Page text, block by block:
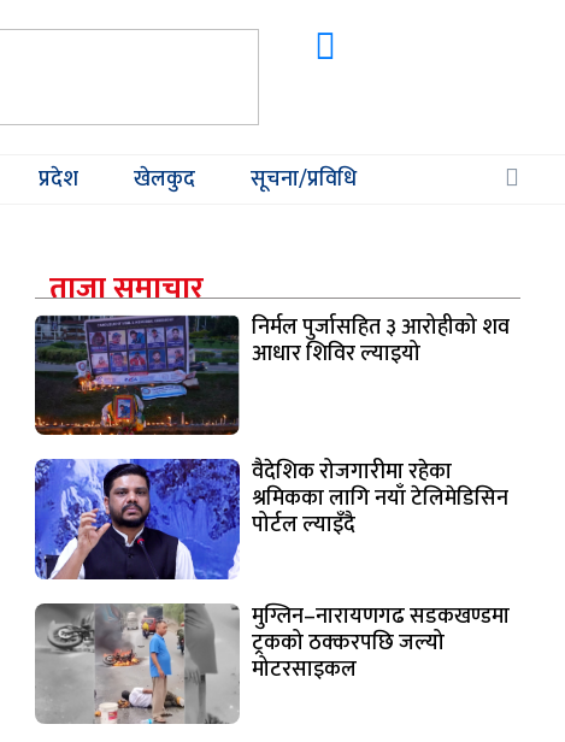
प्रदेश खेलकुद सूचना/प्रविधि
ताजा समाचार
निर्मल पुर्जासहित ३ आरोहीको शव
आधार शिविर ल्याइयो
वैदेशिक रोजगारीमा रहेका
श्रमिकका लागि नयाँ टेलिमेडिसिन
पोर्टल ल्याइँदै
मुग्लिन–नारायणगढ सडकखण्डमा
ट्रकको ठक्करपछि जल्यो
मोटरसाइकल